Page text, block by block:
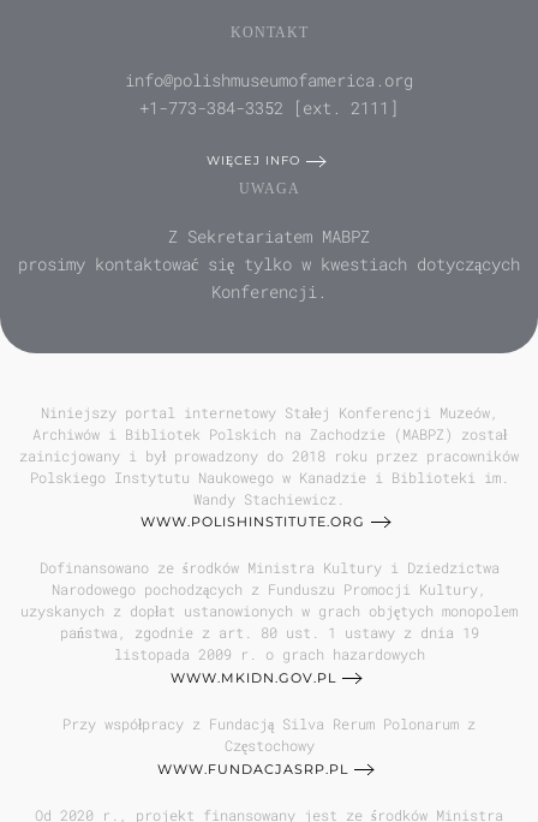
KONTAKT
info@polishmuseumofamerica.org
+1-773-384-3352 [ext. 2111]
WIĘCEJ INFO
UWAGA
Z Sekretariatem MABPZ
prosimy kontaktować się tylko w kwestiach dotyczących
Konferencji.
Niniejszy portal internetowy Stałej Konferencji Muzeów,
Archiwów i Bibliotek Polskich na Zachodzie (MABPZ) został
zainicjowany i był prowadzony do 2018 roku przez pracowników
Polskiego Instytutu Naukowego w Kanadzie i Biblioteki im.
Wandy Stachiewicz.
WWW.POLISHINSTITUTE.ORG
Dofinansowano ze środków Ministra Kultury i Dziedzictwa
Narodowego pochodzących z Funduszu Promocji Kultury,
uzyskanych z dopłat ustanowionych w grach objętych monopolem
państwa, zgodnie z art. 80 ust. 1 ustawy z dnia 19
listopada 2009 r. o grach hazardowych
WWW.MKIDN.GOV.PL
Przy współpracy z Fundacją Silva Rerum Polonarum z
Częstochowy
WWW.FUNDACJASRP.PL
Od 2020 r., projekt finansowany jest ze środków Ministra